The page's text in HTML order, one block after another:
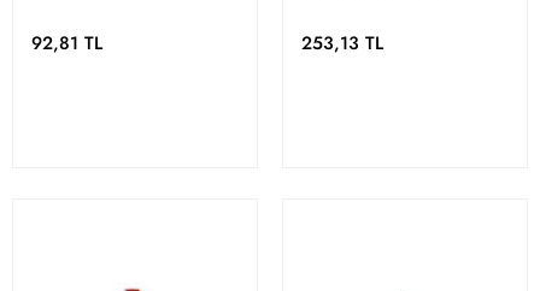
92,81 TL 253,13 TL